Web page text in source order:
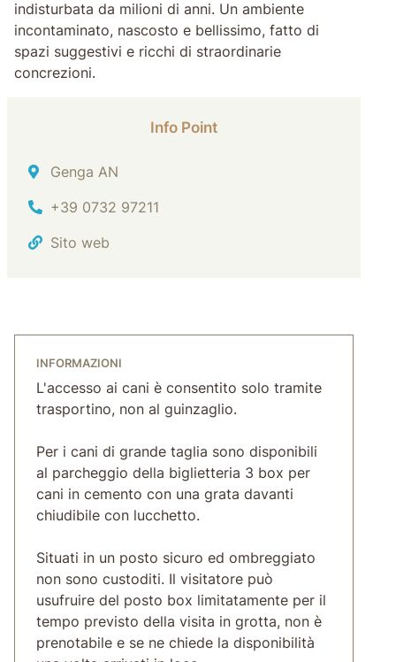
indisturbata da milioni di anni. Un ambiente
incontaminato, nascosto e bellissimo, fatto di
spazi suggestivi e ricchi di straordinarie
concrezioni.
Info Point
Indirizzo
Genga AN
Tel.
+39 0732 97211
Sito web
INFORMAZIONI
L'accesso ai cani è consentito solo tramite
trasportino, non al guinzaglio.
Per i cani di grande taglia sono disponibili
al parcheggio della biglietteria 3 box per
cani in cemento con una grata davanti
chiudibile con lucchetto.
Situati in un posto sicuro ed ombreggiato
non sono custoditi. Il visitatore può
usufruire del posto box limitatamente per il
tempo previsto della visita in grotta, non è
prenotabile e se ne chiede la disponibilità